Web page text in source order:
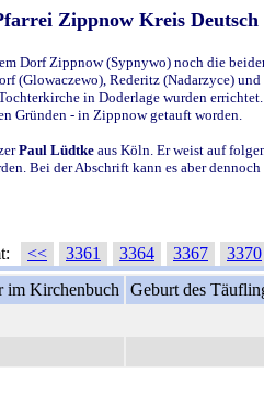
Zippnow Kreis
Dorf Zippnow (Sypnywo) noch die
(Glowaczewo), Rederitz (Nadarzyce)
in Doderlage wurden
Gründen - in Zippnow getauft worden.
Paul Lüdtke aus Köln. Er weist auf
Bei der Abschrift kann es aber
<< 3361 3364 3367 3370
im Kirchenbuch Geburt des